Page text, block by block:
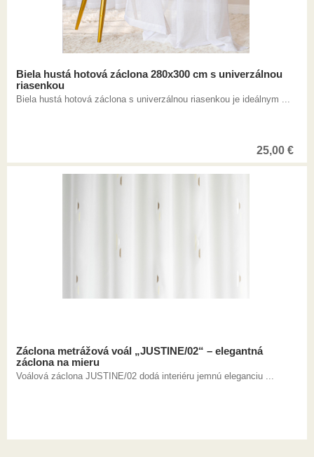
Biela hustá hotová záclona 280x300 cm s univerzálnou
riasenkou
Biela hustá hotová záclona s univerzálnou riasenkou je ideálnym ...
25,00 €
Záclona metrážová voál „JUSTINE/02“ – elegantná
záclona na mieru
Voálová záclona JUSTINE/02 dodá interiéru jemnú eleganciu ...